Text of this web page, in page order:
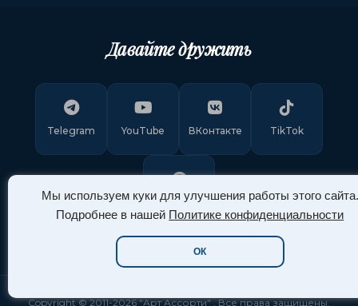
Мы используем куки для улучшения работы этого сайта.
Подробнее в нашей Политике конфиденциальности
ОК
Давайте дружить
Telegram YouTube ВКонтакте TikTok
Pinterest
Copyright © 2011-2026 "Арт Ассорти" . Все права защищены.